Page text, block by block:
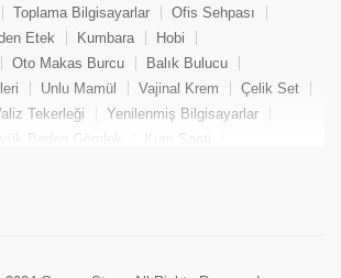
Toplama Bilgisayarlar
Ofis Sehpası
Etek Kumbara
Hobi
Oto Makas Burcu
Balık Bulucu
Unlu Mamül Vajinal Krem
Çelik Set
Tekerleği
Yenilenmiş Bilgisayarlar
Beden Gömlek
Kum Saati